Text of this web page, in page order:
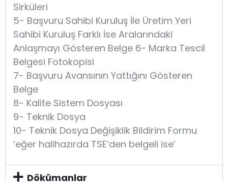
Sirküleri
5- Başvuru Sahibi Kuruluş İle Üretim Yeri
Sahibi Kuruluş Farklı İse Aralarındaki
Anlaşmayı Gösteren Belge 6- Marka Tescil
Belgesi Fotokopisi
7- Başvuru Avansının Yattığını Gösteren
Belge
8- Kalite Sistem Dosyası
9- Teknik Dosya
10- Teknik Dosya Değişiklik Bildirim Formu
‘eğer halihazırda TSE’den belgeli ise’
Dökümanlar